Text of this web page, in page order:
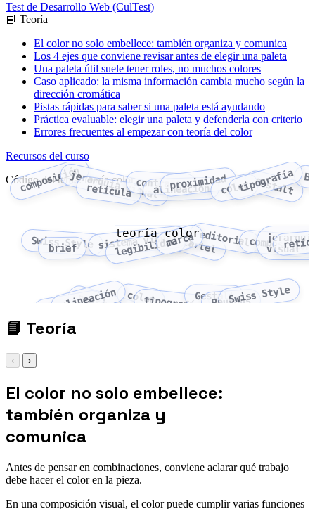
Test de Desarrollo Web (CulTest)
📘 Teoría
El color no solo embellece: también organiza y comunica
Los 4 ejes que conviene revisar antes de elegir una paleta
Una paleta útil suele tener roles, no muchos colores
Caso aplicado: la misma información cambia mucho según la
dirección cromática
Pistas rápidas para saber si una paleta está ayudando
Práctica evaluable: elegir una paleta y defenderla con criterio
Errores frecuentes al empezar con teoría del color
Recursos del curso
Código del tema: teoría color
composiciónjerarquía visual
retícula contraste
alineación
proximidadcolortipografía
Gestalt
Swiss Style
brief sistema visual
legibilidadmarcacarteleditorialcomposición
visual
contraste
alineación
proximidadcolortipografíaGestalt
Bauhaus
Swiss Style
teoría color
📘 Teoría
‹ ›
El color no solo embellece:
también organiza y
comunica
Antes de pensar en combinaciones, conviene aclarar qué trabajo
debe hacer el color en la pieza.
En una composición visual, el color puede cumplir varias funciones